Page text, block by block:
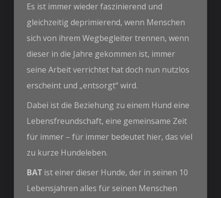
Es ist immer wieder faszinierend und
gleichzeitig deprimierend, wenn Menschen
sich von ihrem Wegbegleiter trennen, wenn
dieser in die Jahre gekommen ist, immer
seine Arbeit verrichtet hat doch nun nutzlos
erscheint und „entsorgt“ wird.
Dabei ist die Beziehung zu einem Hund eine
Lebensfreundschaft, eine gemeinsame Zeit
für immer – für immer bedeutet hier, das viel
zu kurze Hundeleben.
BAT ist einer dieser Hunde, der in seinen 10
Lebensjahren alles für seinen Menschen